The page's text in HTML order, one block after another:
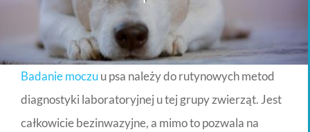
Badanie moczuu psa należy do rutynowych metod
diagnostyki laboratoryjnej u tej grupy zwierząt. Jest
całkowicie bezinwazyjne, a mimo to pozwala na